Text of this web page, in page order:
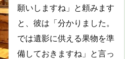
願いしますね」と頼みます
と、彼は「分かりました。
では遺影に供える果物を準
備しておきますね」と言っ